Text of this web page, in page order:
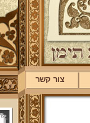
צור קשר